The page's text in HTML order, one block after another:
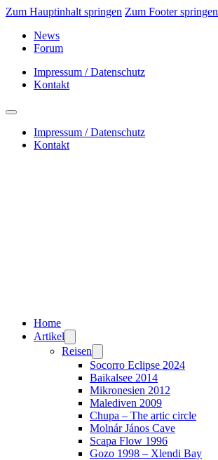
Zum Hauptinhalt springen Zum Footer springen
News
Forum
Impressum / Datenschutz
Kontakt
Impressum / Datenschutz
Kontakt
Home
Artikel
Reisen
Socorro Eclipse 2024
Baikalsee 2014
Mikronesien 2012
Malediven 2009
Chupa – The artic circle
Molnár János Cave
Scapa Flow 1996
Gozo 1998 – Xlendi Bay